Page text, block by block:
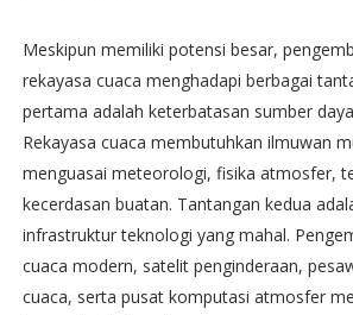
Meskipun memiliki potensi besar,
rekayasa cuaca menghadapi berbagai
pertama adalah keterbatasan sumber
Rekayasa cuaca membutuhkan ilmuwan
menguasai meteorologi, fisika atmosfer,
kecerdasan buatan. Tantangan kedua
infrastruktur teknologi yang mahal.
cuaca modern, satelit penginderaan,
cuaca, serta pusat komputasi atmosfer